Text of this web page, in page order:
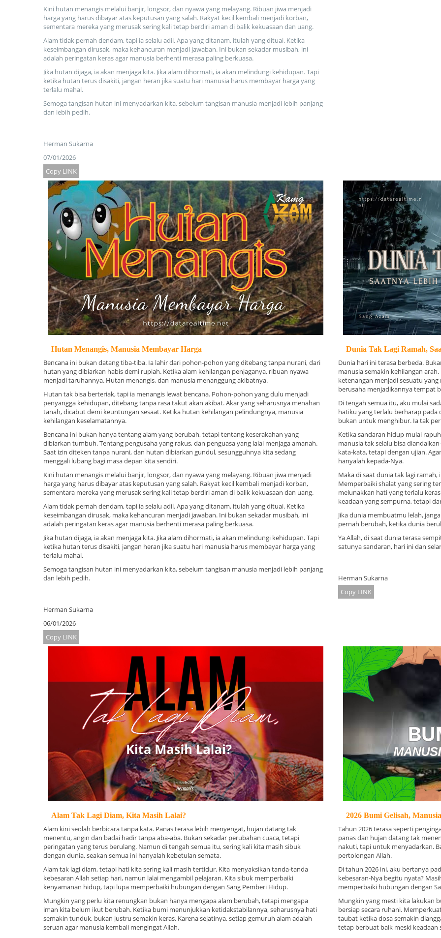
Kini hutan menangis melalui banjir, longsor, dan nyawa yang melayang. Ribuan jiwa menjadi
harga yang harus dibayar atas keputusan yang salah. Rakyat kecil kembali menjadi korban,
sementara mereka yang merusak sering kali tetap berdiri aman di balik kekuasaan dan uang.
Alam tidak pernah dendam, tapi ia selalu adil. Apa yang ditanam, itulah yang dituai. Ketika
keseimbangan dirusak, maka kehancuran menjadi jawaban. Ini bukan sekadar musibah, ini
adalah peringatan keras agar manusia berhenti merasa paling berkuasa.
Jika hutan dijaga, ia akan menjaga kita. Jika alam dihormati, ia akan melindungi kehidupan. Tapi
ketika hutan terus disakiti, jangan heran jika suatu hari manusia harus membayar harga yang
terlalu mahal.
Semoga tangisan hutan ini menyadarkan kita, sebelum tangisan manusia menjadi lebih panjang
dan lebih pedih.
Herman Sukarna
07/01/2026
Copy LINK
Hutan Menangis, Manusia Membayar Harga
Bencana ini bukan datang tiba-tiba. Ia lahir dari pohon-pohon yang ditebang tanpa nurani, dari
hutan yang dibiarkan habis demi rupiah. Ketika alam kehilangan penjaganya, ribuan nyawa
menjadi taruhannya. Hutan menangis, dan manusia menanggung akibatnya.
Hutan tak bisa berteriak, tapi ia menangis lewat bencana. Pohon-pohon yang dulu menjadi
penyangga kehidupan, ditebang tanpa rasa takut akan akibat. Akar yang seharusnya menahan
tanah, dicabut demi keuntungan sesaat. Ketika hutan kehilangan pelindungnya, manusia
kehilangan keselamatannya.
Bencana ini bukan hanya tentang alam yang berubah, tetapi tentang keserakahan yang
dibiarkan tumbuh. Tentang pengusaha yang rakus, dan penguasa yang lalai menjaga amanah.
Saat izin diteken tanpa nurani, dan hutan dibiarkan gundul, sesungguhnya kita sedang
menggali lubang bagi masa depan kita sendiri.
Kini hutan menangis melalui banjir, longsor, dan nyawa yang melayang. Ribuan jiwa menjadi
harga yang harus dibayar atas keputusan yang salah. Rakyat kecil kembali menjadi korban,
sementara mereka yang merusak sering kali tetap berdiri aman di balik kekuasaan dan uang.
Alam tidak pernah dendam, tapi ia selalu adil. Apa yang ditanam, itulah yang dituai. Ketika
keseimbangan dirusak, maka kehancuran menjadi jawaban. Ini bukan sekadar musibah, ini
adalah peringatan keras agar manusia berhenti merasa paling berkuasa.
Jika hutan dijaga, ia akan menjaga kita. Jika alam dihormati, ia akan melindungi kehidupan. Tapi
ketika hutan terus disakiti, jangan heran jika suatu hari manusia harus membayar harga yang
terlalu mahal.
Semoga tangisan hutan ini menyadarkan kita, sebelum tangisan manusia menjadi lebih panjang
dan lebih pedih.
Herman Sukarna
06/01/2026
Copy LINK
Dunia Tak Lagi Ramah,
Dunia hari ini terasa berbeda.
manusia semakin kehilangan
ketenangan menjadi sesuatu
berusaha menjadikannya tempat
Di tengah semua itu, aku mulai
hatiku yang terlalu berharap
bukan untuk menghibur. Ia tak
Ketika sandaran hidup mulai
manusia tak selalu bisa
kata-kata, tetapi dengan ujian.
hanyalah kepada-Nya.
Maka di saat dunia tak lagi
Memperbaiki shalat yang sering
melunakkan hati yang terlalu
keadaan yang sempurna, tetapi
Jika dunia membuatmu lelah,
pernah berubah, ketika dunia
Ya Allah, di saat dunia terasa
satunya sandaran, hari ini dan
Herman Sukarna
Copy LINK
Alam Tak Lagi Diam, Kita Masih Lalai?
Alam kini seolah berbicara tanpa kata. Panas terasa lebih menyengat, hujan datang tak
menentu, angin dan badai hadir tanpa aba-aba. Bukan sekadar perubahan cuaca, tetapi
peringatan yang terus berulang. Namun di tengah semua itu, sering kali kita masih sibuk
dengan dunia, seakan semua ini hanyalah kebetulan semata.
Alam tak lagi diam, tetapi hati kita sering kali masih tertidur. Kita menyaksikan tanda-tanda
kebesaran Allah setiap hari, namun lalai mengambil pelajaran. Kita sibuk memperbaiki
kenyamanan hidup, tapi lupa memperbaiki hubungan dengan Sang Pemberi Hidup.
Mungkin yang perlu kita renungkan bukan hanya mengapa alam berubah, tetapi mengapa
iman kita belum ikut berubah. Ketika bumi menunjukkan ketidakstabilannya, seharusnya hati
semakin tunduk, bukan justru semakin keras. Karena sejatinya, setiap gemuruh alam adalah
seruan agar manusia kembali mengingat Allah.
2026 Bumi Gelisah,
Tahun 2026 terasa seperti
panas dan hujan datang tak
nakuti, tapi untuk menyadarkan.
pertolongan Allah.
Di tahun 2026 ini, aku bertanya
kebesaran-Nya begitu nyata?
memperbaiki hubungan dengan
Mungkin yang mesti kita lakukan
bersiap secara ruhani.
taubat ketika dosa semakin
tetap berbuat baik meski keadaan